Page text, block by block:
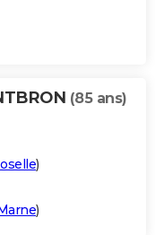
(85 ans)
)
)